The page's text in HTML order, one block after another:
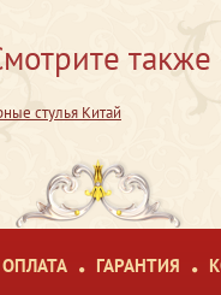
также
стулья Китай
ОПЛАТА ГАРАНТИЯ